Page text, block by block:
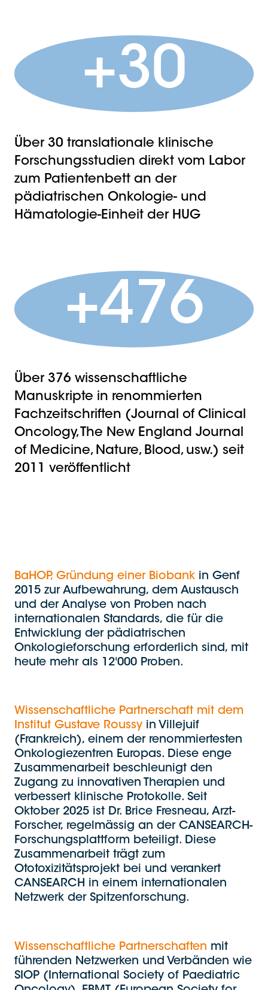
+30
Über 30 translationale klinische
Forschungsstudien direkt vom Labor
zum Patientenbett an der
pädiatrischen Onkologie- und
Hämatologie-Einheit der HUG
+476
Über 376 wissenschaftliche
Manuskripte in renommierten
Fachzeitschriften (Journal of Clinical
Oncology, The New England Journal
of Medicine, Nature, Blood, usw.) seit
2011 veröffentlicht
BaHOP, Gründung einer Biobankin Genf
2015 zur Aufbewahrung, dem Austausch
und der Analyse von Proben nach
internationalen Standards, die für die
Entwicklung der pädiatrischen
Onkologieforschung erforderlich sind, mit
heute mehr als 12'000 Proben.
Wissenschaftliche Partnerschaft mit dem
Institut Gustave Roussyin Villejuif
(Frankreich), einem der renommiertesten
Onkologiezentren Europas. Diese enge
Zusammenarbeit beschleunigt den
Zugang zu innovativen Therapien und
verbessert klinische Protokolle. Seit
Oktober 2025 ist Dr. Brice Fresneau, Arzt-
Forscher, regelmässig an der CANSEARCH-
Forschungsplattform beteiligt. Diese
Zusammenarbeit trägt zum
Ototoxizitätsprojekt bei und verankert
CANSEARCH in einem internationalen
Netzwerk der Spitzenforschung.
Wissenschaftliche Partnerschaften mit
führenden Netzwerken und Verbänden wie
SIOP (International Society of Paediatric